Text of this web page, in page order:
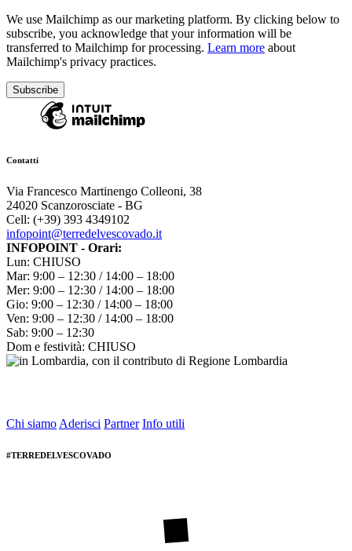
We use Mailchimp as our marketing platform. By clicking below to
subscribe, you acknowledge that your information will be
transferred to Mailchimp for processing. Learn more about
Mailchimp's privacy practices.
Contatti
Via Francesco Martinengo Colleoni, 38
24020 Scanzorosciate - BG
Cell: (+39) 393 4349102
infopoint@terredelvescovado.it
INFOPOINT - Orari:
Lun: CHIUSO
Mar: 9:00 – 12:30 / 14:00 – 18:00
Mer: 9:00 – 12:30 / 14:00 – 18:00
Gio: 9:00 – 12:30 / 14:00 – 18:00
Ven: 9:00 – 12:30 / 14:00 – 18:00
Sab: 9:00 – 12:30
Dom e festività: CHIUSO
Chi siamo Aderisci Partner Info utili
#TERREDELVESCOVADO